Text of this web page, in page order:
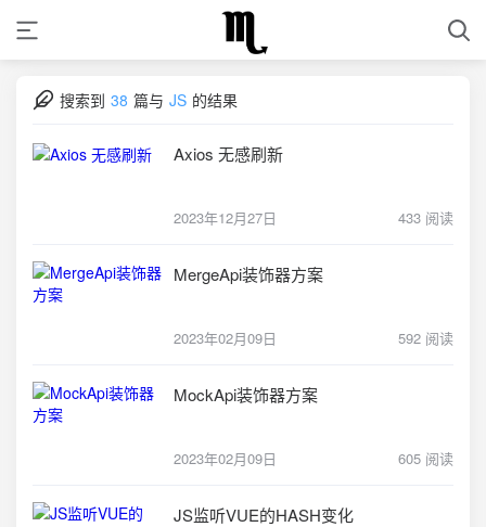
搜索到 38 篇与 JS 的结果
Axios 无感刷新
2023年12月27日 433 阅读
MergeApi装饰器方案
2023年02月09日 592 阅读
MockApi装饰器方案
2023年02月09日 605 阅读
JS监听VUE的HASH变化